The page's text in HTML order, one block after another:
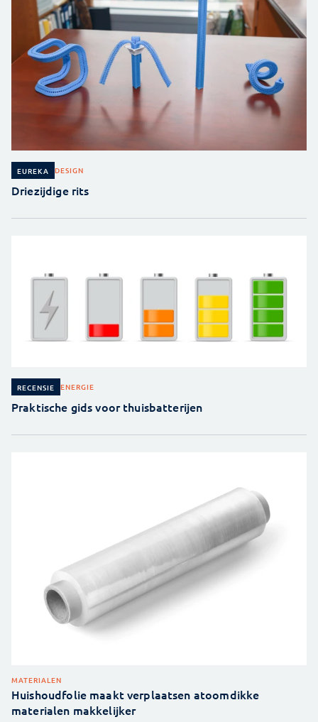
EUREKA DESIGN
Driezijdige rits
RECENSIE ENERGIE
Praktische gids voor thuisbatterijen
MATERIALEN
Huishoudfolie maakt verplaatsen atoomdikke
materialen makkelijker